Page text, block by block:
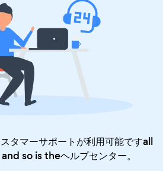
マーサポートが利用可能ですall
so is theヘルプセンター。